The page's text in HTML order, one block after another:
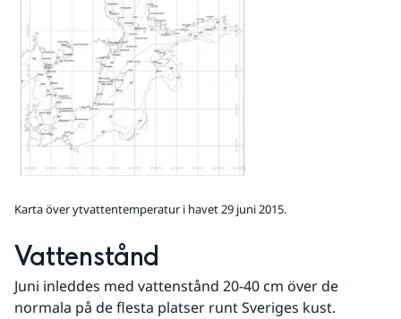
Karta över ytvattentemperatur i havet 29 juni 2015.
Vattenstånd
Juni inleddes med vattenstånd 20-40 cm över de
normala på de flesta platser runt Sveriges kust.